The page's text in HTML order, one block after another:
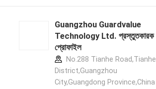
Guangzhou Guardvalue
Technology Ltd. প্রস্তুতকারক
প্রোফাইল
No.288 Tianhe Road,Tianhe
District,Guangzhou
City,Guangdong Province,China